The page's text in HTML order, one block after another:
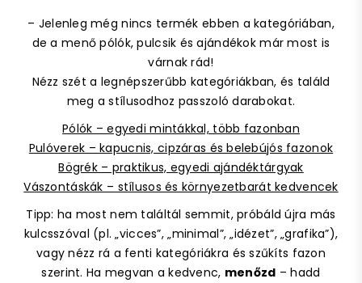
– Jelenleg még nincs termék ebben a kategóriában,
de a menő pólók, pulcsik és ajándékok már most is
várnak rád!
Nézz szét a legnépszerűbb kategóriákban, és találd
meg a stílusodhoz passzoló darabokat.
Pólók – egyedi mintákkal, több fazonban
Pulóverek – kapucnis, cipzáras és belebújós fazonok
Bögrék – praktikus, egyedi ajándéktárgyak
Vászontáskák – stílusos és környezetbarát kedvencek
Tipp: ha most nem találtál semmit, próbáld újra más
kulcsszóval (pl. „vicces”, „minimal”, „idézet”, „grafika”),
vagy nézz rá a fenti kategóriákra és szűkíts fazon
szerint. Ha megvan a kedvenc, menőzd – hadd